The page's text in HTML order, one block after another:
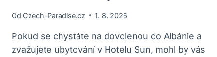
Od Czech-Paradise.cz 1. 8. 2026
Pokud se chystáte na dovolenou do Albánie a
zvažujete ubytování v Hotelu Sun, mohl by vás